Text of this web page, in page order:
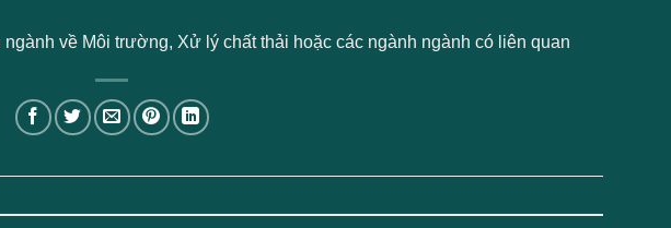
về Môi trường, Xử lý chất thải hoặc các ngành ngành có liên quan